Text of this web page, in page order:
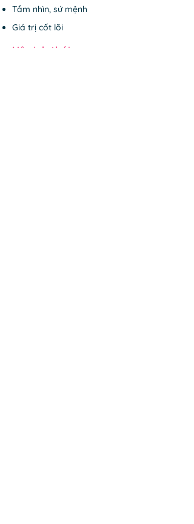
Tầm nhìn, sứ mệnh
Giá trị cốt lõi
Hệ sinh thái